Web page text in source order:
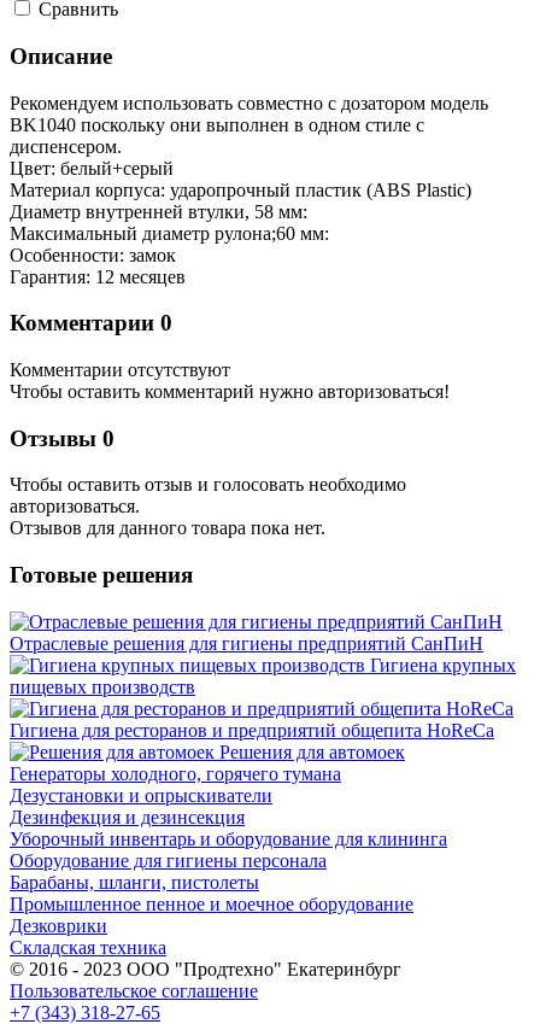
Cравнить
Описание
Рекомендуем использовать совместно с дозатором модель
BK1040 поскольку они выполнен в одном стиле с
диспенсером.
Цвет: белый+серый
Материал корпуса: ударопрочный пластик (ABS Plastic)
Диаметр внутренней втулки, 58 мм:
Максимальный диаметр рулона;60 мм:
Особенности: замок
Гарантия: 12 месяцев
Комментарии 0
Комментарии отсутствуют
Чтобы оставить комментарий нужно авторизоваться!
Отзывы 0
Чтобы оcтавить отзыв и голосовать необходимо
авторизоваться.
Отзывов для данного товара пока нет.
Готовые решения
Отраслевые решения для гигиены предприятий СанПиН
Гигиена крупных
пищевых производств
Гигиена для ресторанов и предприятий общепита HoReCa
Решения для автомоек
Генераторы холодного, горячего тумана
Дезустановки и опрыскиватели
Дезинфекция и дезинсекция
Уборочный инвентарь и оборудование для клининга
Оборудование для гигиены персонала
Барабаны, шланги, пистолеты
Промышленное пенное и моечное оборудование
Дезковрики
Складская техника
© 2016 - 2023 ООО "Продтехно" Екатеринбург
Пользовательское соглашение
+7 (343) 318-27-65